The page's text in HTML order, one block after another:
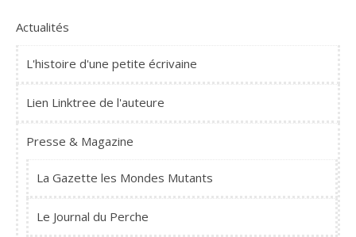
Actualités
L'histoire d'une petite écrivaine
Lien Linktree de l'auteure
Presse & Magazine
La Gazette les Mondes Mutants
Le Journal du Perche